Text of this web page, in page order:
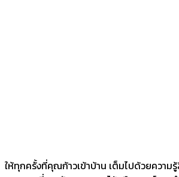
ให้ทุกครั้งที่คุณก้าวเข้าบ้าน เต็มไปด้วยความ